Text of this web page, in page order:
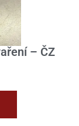
– ČZ